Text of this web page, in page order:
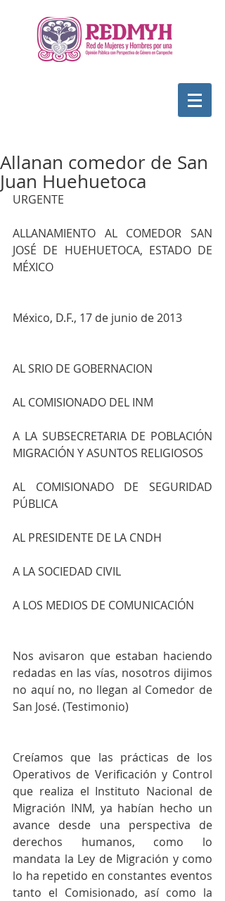
Allanan comedor de San
Juan Huehuetoca
URGENTE
ALLANAMIENTO AL COMEDOR SAN
JOSÉ DE HUEHUETOCA, ESTADO DE
MÉXICO
México, D.F., 17 de junio de 2013
AL SRIO DE GOBERNACION
AL COMISIONADO DEL INM
A LA SUBSECRETARIA DE POBLACIÓN
MIGRACIÓN Y ASUNTOS RELIGIOSOS
AL COMISIONADO DE SEGURIDAD
PÚBLICA
AL PRESIDENTE DE LA CNDH
A LA SOCIEDAD CIVIL
A LOS MEDIOS DE COMUNICACIÓN
Nos avisaron que estaban haciendo
redadas en las vías, nosotros dijimos
no aquí no, no llegan al Comedor de
San José. (Testimonio)
Creíamos que las prácticas de los
Operativos de Verificación y Control
que realiza el Instituto Nacional de
Migración INM, ya habían hecho un
avance desde una perspectiva de
derechos humanos, como lo
mandata la Ley de Migración y como
lo ha repetido en constantes eventos
tanto el Comisionado, así como la